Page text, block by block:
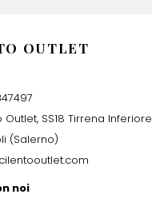
OUTLET
Outlet, SS18 Tirrena Inferiore
(Salerno)
noi